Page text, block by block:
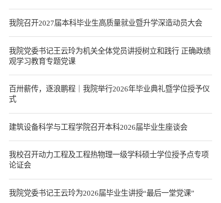
我院召开2027届本科毕业生高质量就业暨升学深造动员大会
我院党委书记王云玲为机关全体党员讲授树立和践行 正确政绩
观学习教育专题党课
百卅薪传，逐浪鹏程｜我院举行2026年毕业典礼暨学位授予仪
式
建筑设备科学与工程学院召开本科2026届毕业生座谈会
我校召开动力工程及工程热物理一级学科硕士学位授予点专项
论证会
我院党委书记王云玲为2026届毕业生讲授“最后一堂党课”